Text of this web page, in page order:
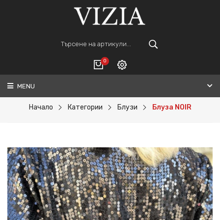
0
ВАШАТА КОЛИЧКА Е ПРАЗНА.
ПОРЪЧАЙ
Регистрация
MENU
Начало Категории Блузи Блуза NOIR